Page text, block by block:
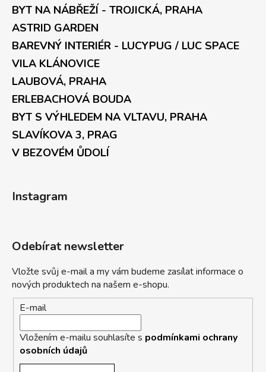
BYT NA NÁBŘEŽÍ - TROJICKÁ, PRAHA
ASTRID GARDEN
BAREVNÝ INTERIÉR - LUCYPUG / LUC SPACE
VILA KLÁNOVICE
LAUBOVÁ, PRAHA
ERLEBACHOVÁ BOUDA
BYT S VÝHLEDEM NA VLTAVU, PRAHA
SLAVÍKOVA 3, PRAG
V BEZOVÉM ŮDOLÍ
Instagram
Odebírat newsletter
Vložte svůj e-mail a my vám budeme zasílat informace o
nových produktech na našem e-shopu.
E-mail
Vložením e-mailu souhlasíte s podmínkami ochrany
osobních údajů